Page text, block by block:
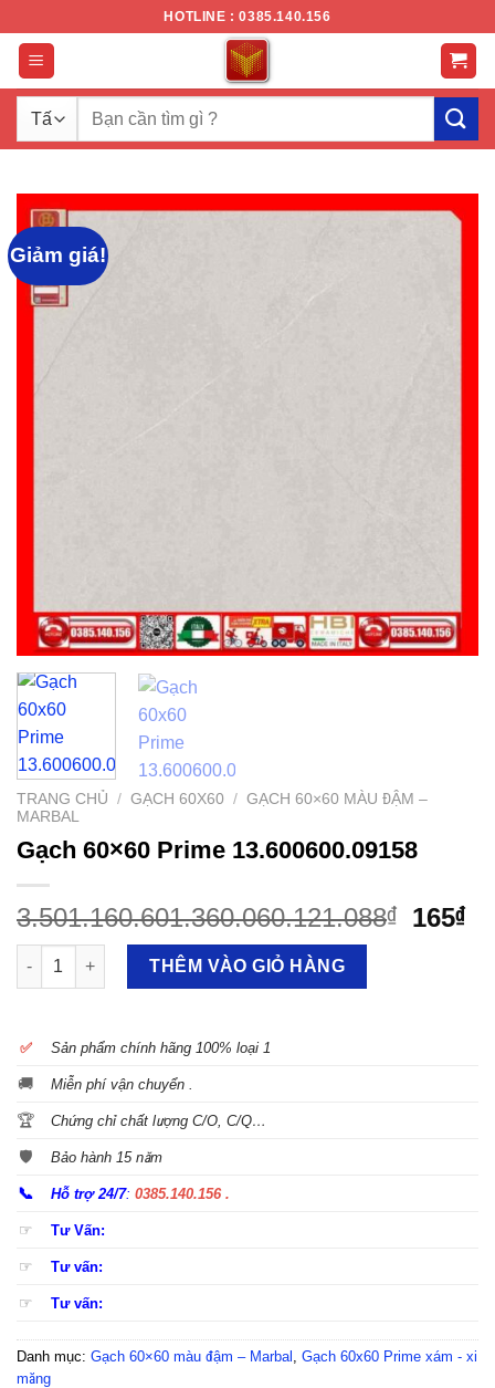
đến
dung
HOTLINE : 0385.140.156
Tìm
kiếm:
Giảm giá!
TRANG CHỦ / GẠCH 60X60 / GẠCH 60×60 MÀU ĐẬM –
MARBAL
Gạch 60×60 Prime 13.600600.09158
3.501.160.601.360.060.121.088₫ 165₫
Gạch 60x60 Prime 13.600600.09158 số lượng
THÊM VÀO GIỎ HÀNG
✅ Sản phẩm chính hãng 100% loại 1
🚚 Miễn phí vận chuyển .
🏆 Chứng chỉ chất lượng C/O, C/Q…
🛡️ Bảo hành 15 năm
📞 Hỗ trợ 24/7:0385.140.156 .
☞ Tư Vấn:
☞ Tư vấn:
☞ Tư vấn:
Danh mục: Gạch 60×60 màu đậm – Marbal Gạch 60x60 Prime xám - xi
măng